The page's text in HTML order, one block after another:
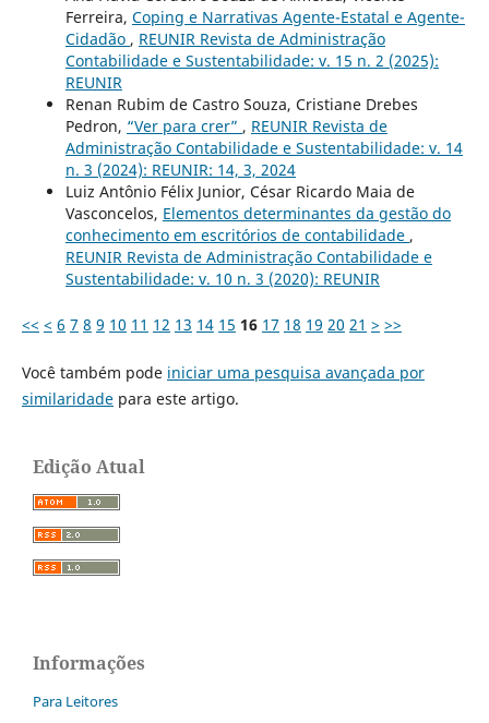
Ferreira, Coping e Narrativas Agente-Estatal e Agente-
Cidadão , REUNIR Revista de Administração
Contabilidade e Sustentabilidade: v. 15 n. 2 (2025):
REUNIR
Renan Rubim de Castro Souza, Cristiane Drebes
Pedron, “Ver para crer” , REUNIR Revista de
Administração Contabilidade e Sustentabilidade: v. 14
n. 3 (2024): REUNIR: 14, 3, 2024
Luiz Antônio Félix Junior, César Ricardo Maia de
Vasconcelos, Elementos determinantes da gestão do
conhecimento em escritórios de contabilidade ,
REUNIR Revista de Administração Contabilidade e
Sustentabilidade: v. 10 n. 3 (2020): REUNIR
<< < 6 7 8 9 10 11 12 13 14 15 16 17 18 19 20 21 > >>
Você também pode iniciar uma pesquisa avançada por
similaridadepara este artigo.
Edição Atual
Informações
Para Leitores